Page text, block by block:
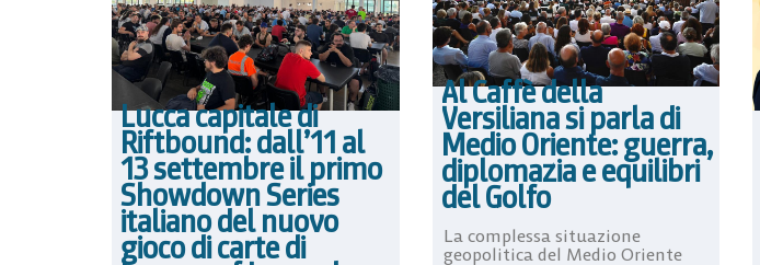
Lucca capitale di
Riftbound: dall’11 al
13 settembre il primo
Showdown Series
italiano del nuovo
gioco di carte di
Al Caffè della
Versiliana si parla di
Medio Oriente: guerra,
diplomazia e equilibri
del Golfo
La complessa situazione
geopolitica del Medio Oriente